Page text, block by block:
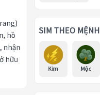
hồ
nhận
hữu
SIM THEO MỆNH
Kim Mộc